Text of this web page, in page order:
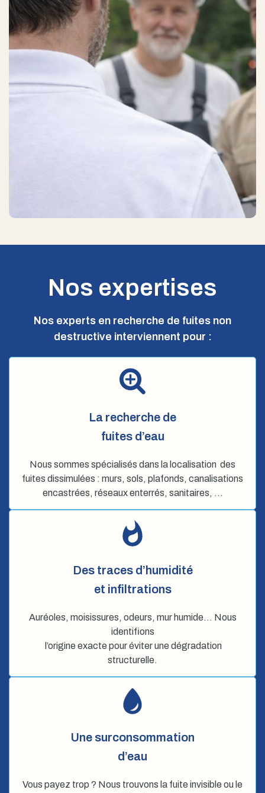
Nos expertises
Nos experts en recherche de fuites non
destructive interviennent pour :
La recherche de
fuites d’eau
Nous sommes spécialisés dans la localisation des
fuites dissimulées : murs, sols, plafonds, canalisations
encastrées, réseaux enterrés, sanitaires, …
Des traces d’humidité
et infiltrations
Auréoles, moisissures, odeurs, mur humide… Nous
identifions
l’origine exacte pour éviter une dégradation
structurelle.
Une surconsommation
d’eau
Vous payez trop ? Nous trouvons la fuite invisible ou le